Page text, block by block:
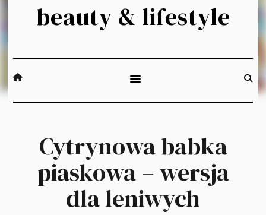
beauty & lifestyle
Cytrynowa babka
piaskowa – wersja
dla leniwych